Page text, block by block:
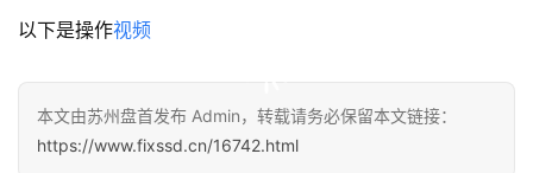
以下是操作视频
本文由苏州盘首发布 Admin，转载请务必保留本文链接：
https://www.fixssd.cn/16742.html